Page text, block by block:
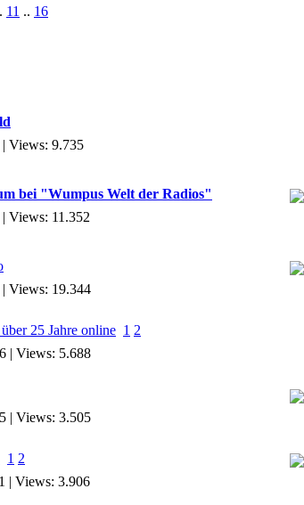
11 .. 16
Views: 9.735
bei "Wumpus Welt der Radios"
Views: 11.352
Views: 19.344
25 Jahre online 1 2
| Views: 5.688
| Views: 3.505
1 2
| Views: 3.906